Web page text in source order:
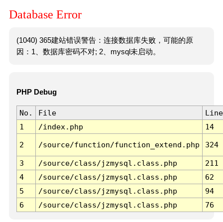
Database Error
(1040) 365建站错误警告：连接数据库失败，可能的原
因：1、数据库密码不对; 2、mysql未启动。
PHP Debug
No. File
Line
1
/index.php 14
2 /source/function/function_extend.php 324
3 /source/class/jzmysql.class.php
211
4
/source/class/jzmysql.class.php
62
5
/source/class/jzmysql.class.php
94
6
/source/class/jzmysql.class.php 76